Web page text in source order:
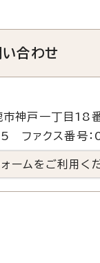
い合わせ
神戸一丁目18
ファクス番号
ームをご利用くだ